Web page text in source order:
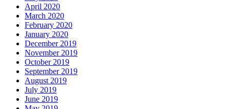
April 2020
March 2020
February 2020
January 2020
December 2019
November 2019
October 2019
September 2019
August 2019
July 2019
June 2019